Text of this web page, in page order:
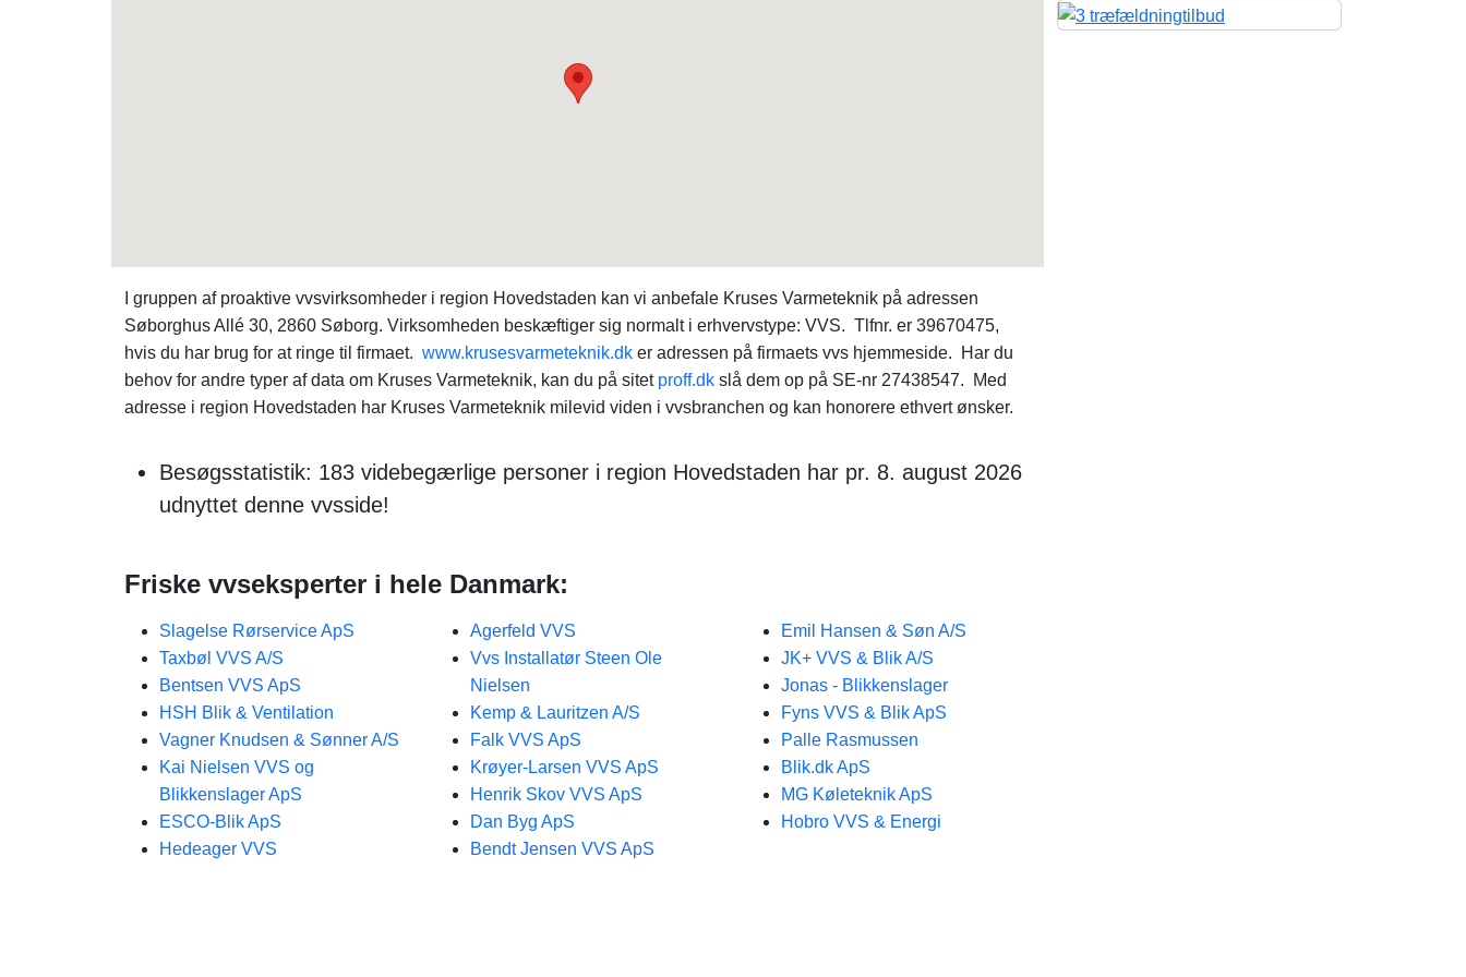
I gruppen af proaktive vvsvirksomheder i region Hovedstaden kan vi anbefale Kruses Varmeteknik på adressen
Søborghus Allé 30, 2860 Søborg. Virksomheden beskæftiger sig normalt i erhvervstype: VVS. Tlfnr. er 39670475,
hvis du har brug for at ringe til firmaet. www.krusesvarmeteknik.dk er adressen på firmaets vvs hjemmeside. Har du
behov for andre typer af data om Kruses Varmeteknik, kan du på sitet proff.dk slå dem op på SE-nr 27438547. Med
adresse i region Hovedstaden har Kruses Varmeteknik milevid viden i vvsbranchen og kan honorere ethvert ønsker.
Besøgsstatistik: 183 videbegærlige personer i region Hovedstaden har pr. 8. august 2026
udnyttet denne vvsside!
Friske vvseksperter i hele Danmark:
Slagelse Rørservice ApS
Taxbøl VVS A/S
Bentsen VVS ApS
HSH Blik & Ventilation
Vagner Knudsen & Sønner A/S
Kai Nielsen VVS og
Blikkenslager ApS
ESCO-Blik ApS
Hedeager VVS
Agerfeld VVS
Vvs Installatør Steen Ole
Nielsen
Kemp & Lauritzen A/S
Falk VVS ApS
Krøyer-Larsen VVS ApS
Henrik Skov VVS ApS
Dan Byg ApS
Bendt Jensen VVS ApS
Emil Hansen & Søn A/S
JK+ VVS & Blik A/S
Jonas - Blikkenslager
Fyns VVS & Blik ApS
Palle Rasmussen
Blik.dk ApS
MG Køleteknik ApS
Hobro VVS & Energi